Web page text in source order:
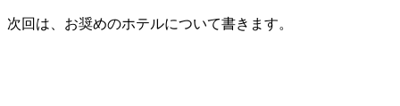
次回は、お奨めのホテルについて書きます。